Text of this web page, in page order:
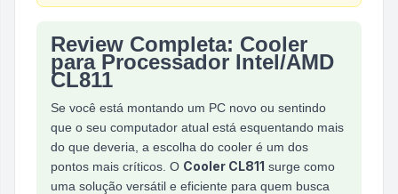
Análise do produtoCooler para Processador
Review Completa: Cooler
para Processador Intel/AMD
CL811
Se você está montando um PC novo ou sentindo
que o seu computador atual está esquentando mais
do que deveria, a escolha do cooler é um dos
pontos mais críticos. O Cooler CL811 surge como
uma solução versátil e eficiente para quem busca